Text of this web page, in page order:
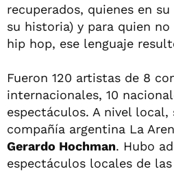
recuperados, quienes en
su historia) y para quien
hip hop, ese lenguaje
Fueron 120 artistas de 8
internacionales, 10
espectáculos. A nivel
compañía argentina La
Gerardo Hochman. Hubo
espectáculos locales de